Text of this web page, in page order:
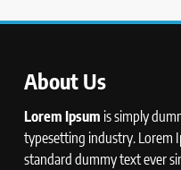
About Us
Lorem Ipsum is simply
typesetting industry. Lorem
standard dummy text ever